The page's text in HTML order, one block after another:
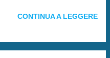
CONTINUA A LEGGERE